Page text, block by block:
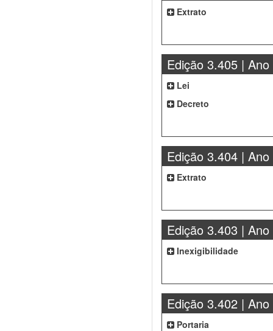
Extrato
Edição 3.405 | Ano
Lei
Decreto
Edição 3.404 | Ano
Extrato
Edição 3.403 | Ano
Inexigibilidade
Edição 3.402 | Ano
Portaria